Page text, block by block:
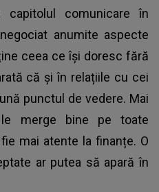
capitolul comunicare în
anumite aspecte
ceea ce își doresc fără
că și în relațiile cu cei
punctul de vedere. Mai
le merge bine pe toate
mai atente la finanțe. O
ar putea să apară în